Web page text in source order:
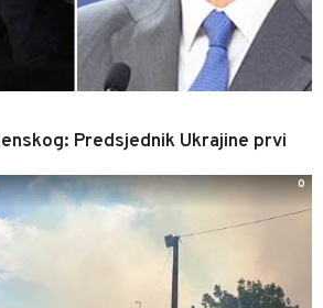
Predsjednik Ukrajine prvi
0